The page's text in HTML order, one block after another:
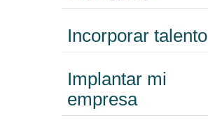
Incorporar talento
Implantar mi
empresa